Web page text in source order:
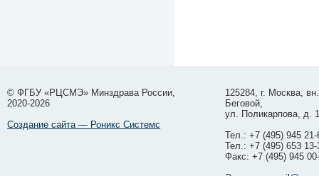
© ФГБУ «РЦСМЭ» Минздрава России,
2020-2026
Создание сайта — Роникс Системс
125284, г. Москва,
Беговой,
ул. Поликарпова, д.
Тел.: +7 (495) 945 21-
Тел.: +7 (495) 653 13-
Факс: +7 (495) 945